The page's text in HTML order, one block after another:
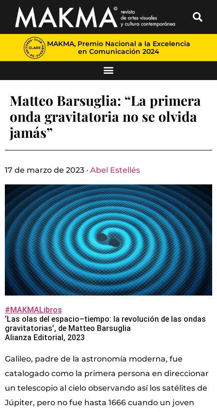
MAKMA, Premio Nacional a la Excelencia
en Comunicación 2024
Matteo Barsuglia: “La primera
onda gravitatoria no se olvida
jamás”
17 de marzo de 2023 · Abel Estellés
#MAKMALibros
‘Las olas del espacio–tiempo: la revolución de las ondas
gravitatorias’, de Matteo Barsuglia
Alianza Editorial, 2023
Galileo, padre de la astronomía moderna, fue
catalogado como la primera persona en direccionar
un telescopio al cielo observando así los satélites de
Júpiter, pero no fue hasta 1666 cuando un joven